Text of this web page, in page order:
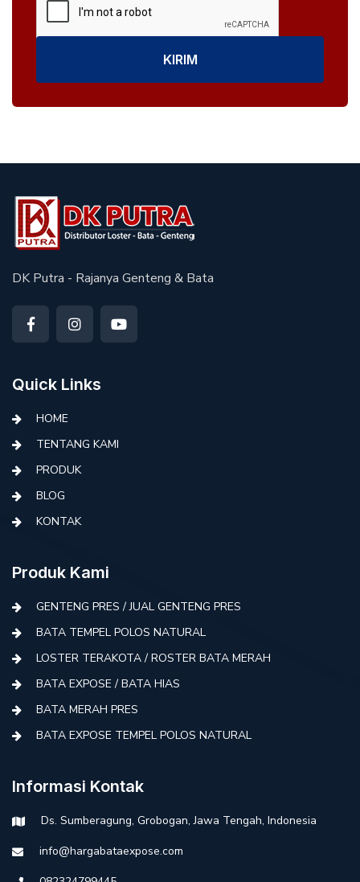
KIRIM
DK Putra - Rajanya Genteng & Bata
Quick Links
HOME
TENTANG KAMI
PRODUK
BLOG
KONTAK
Produk Kami
GENTENG PRES / JUAL GENTENG PRES
BATA TEMPEL POLOS NATURAL
LOSTER TERAKOTA / ROSTER BATA MERAH
BATA EXPOSE / BATA HIAS
BATA MERAH PRES
BATA EXPOSE TEMPEL POLOS NATURAL
Informasi Kontak
Ds. Sumberagung, Grobogan, Jawa Tengah, Indonesia
info@hargabataexpose.com